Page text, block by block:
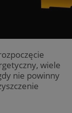
wiele
nie powinny